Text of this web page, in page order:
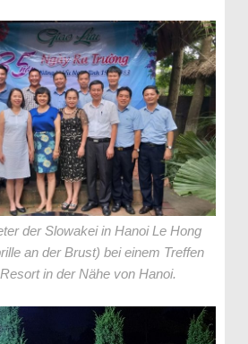
der Slowakei in Hanoi Le Hong
an der Brust) bei einem Treffen
in der Nähe von Hanoi.